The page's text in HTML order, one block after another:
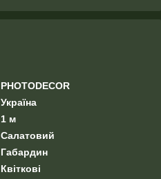
PHOTODECOR
Україна
1 м
Салатовий
Габардин
Квіткові